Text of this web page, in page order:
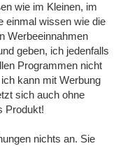
wie im Kleinen, im
einmal wissen wie die
Werbeeinnahmen
geben, ich jedenfalls
Programmen nicht
kann mit Werbung
sich auch ohne
Produkt!
nichts an. Sie